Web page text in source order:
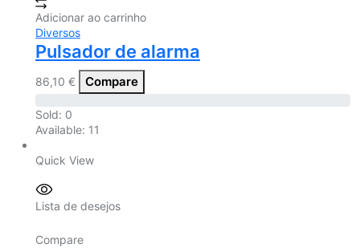
Adicionar ao carrinho
Diversos
Pulsador de alarma
86,10 € Compare
Sold: 0
Available: 11
Quick View
Lista de desejos
Compare